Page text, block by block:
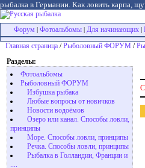
рыбалка в Германии. Как ловить карпа,
Форум
Фотоальбомы Для начинающих
Главная страница /Рыболовный ФОРУМ /
Разделы:
Фотоальбомы
Рыболовный ФОРУМ
Избушка рыбака
Любые вопросы от новичков
Новости водоёмов
Озеро или канал. Способы ловли,
принципы
Море. Способы ловли, принципы
Речка. Способы ловли, принципы
Рыбалка в Голландии, Франции и
....